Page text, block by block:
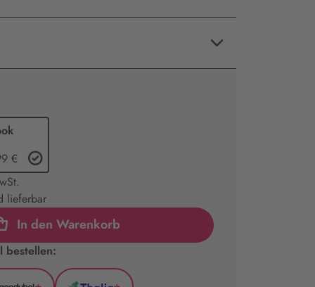
€
lieferbar
In den Warenkorb
bestellen: